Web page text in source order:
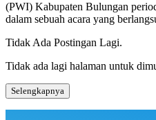
(PWI) Kabupaten Bulungan
dalam sebuah acara yang
Tidak Ada Postingan Lagi.
Tidak ada lagi halaman untuk
Selengkapnya